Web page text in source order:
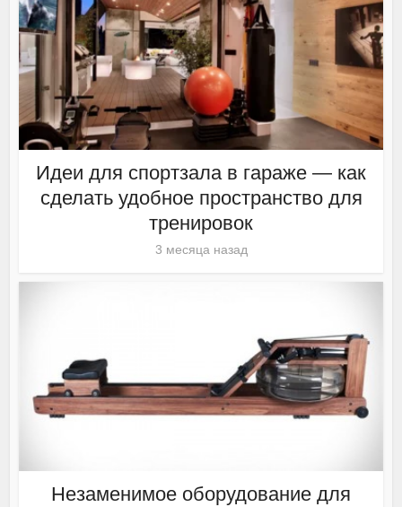
Идеи для спортзала в гараже — как
сделать удобное пространство для
тренировок
3 месяца назад
Незаменимое оборудование для